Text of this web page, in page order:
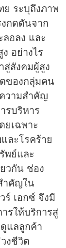
ระบุถึงภาพ
กดดันจาก
อลง และ
อย่างไร
สู่สังคมผู้สูง
ของกลุ่มคน
วามสำคัญ
รบริหาร
ยเฉพาะ
ละโรคร้าย
พย์และ
วกัน ช่อง
ำคัญใน
เอกซ์ จึงมี
รให้บริการสู่
แลลูกค้า
งชีวิต